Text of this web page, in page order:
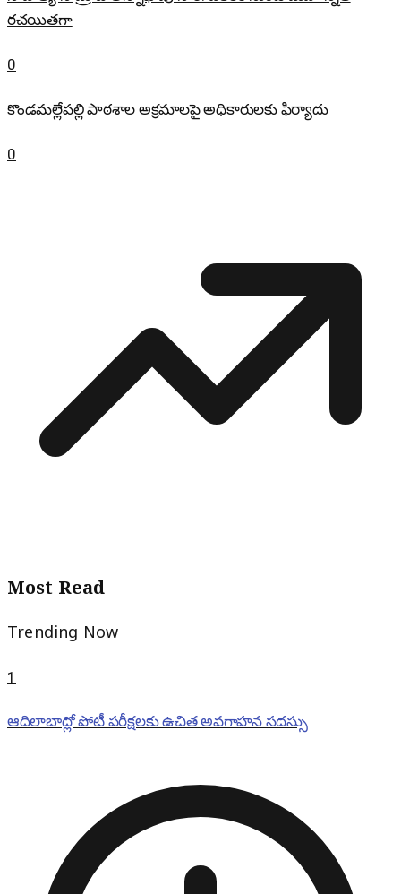
రచయితగా
0
కొండమల్లేపల్లి పాఠశాల అక్రమాలపై అధికారులకు ఫిర్యాదు
0
Most Read
Trending Now
1
ఆదిలాబాద్లో పోటీ పరీక్షలకు ఉచిత అవగాహన సదస్సు